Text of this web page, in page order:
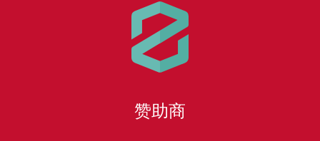
赞助商